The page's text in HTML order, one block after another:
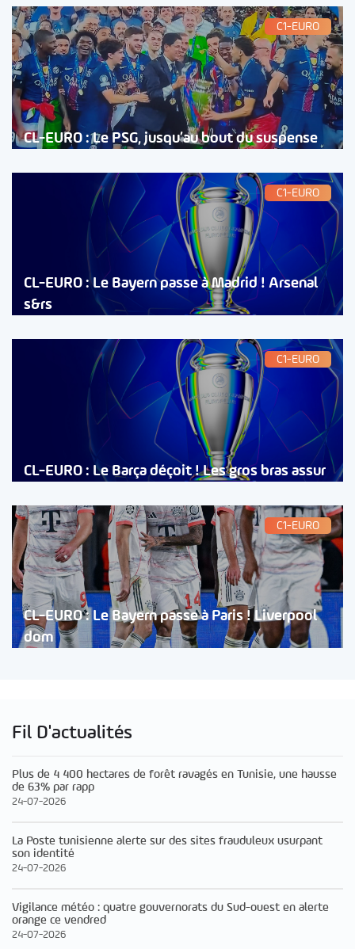
C1-EURO
CL-EURO : Le PSG, jusqu’au bout du suspense
C1-EURO
CL-EURO : Le Bayern passe à Madrid ! Arsenal
s&rs
C1-EURO
CL-EURO : Le Barça déçoit ! Les gros bras assur
C1-EURO
CL-EURO : Le Bayern passe à Paris ! Liverpool
dom
Fil D'actualités
Plus de 4 400 hectares de forêt ravagés en Tunisie, une hausse
de 63% par rapp
24-07-2026
La Poste tunisienne alerte sur des sites frauduleux usurpant
son identité
24-07-2026
Vigilance météo : quatre gouvernorats du Sud-ouest en alerte
orange ce vendred
24-07-2026